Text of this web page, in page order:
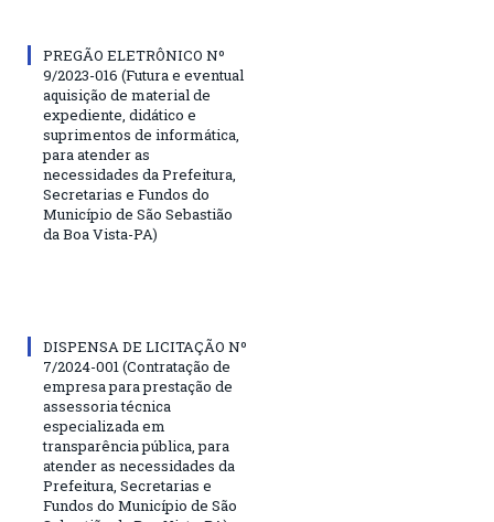
PREGÃO ELETRÔNICO Nº
9/2023-016 (Futura e eventual
aquisição de material de
expediente, didático e
suprimentos de informática,
para atender as
necessidades da Prefeitura,
Secretarias e Fundos do
Município de São Sebastião
da Boa Vista-PA)
DISPENSA DE LICITAÇÃO Nº
7/2024-001 (Contratação de
empresa para prestação de
assessoria técnica
especializada em
transparência pública, para
atender as necessidades da
Prefeitura, Secretarias e
Fundos do Município de São